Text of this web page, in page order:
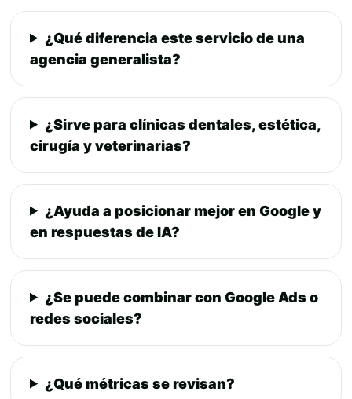
¿Qué diferencia este servicio de una
agencia generalista?
¿Sirve para clínicas dentales, estética,
cirugía y veterinarias?
¿Ayuda a posicionar mejor en Google y
en respuestas de IA?
¿Se puede combinar con Google Ads o
redes sociales?
¿Qué métricas se revisan?